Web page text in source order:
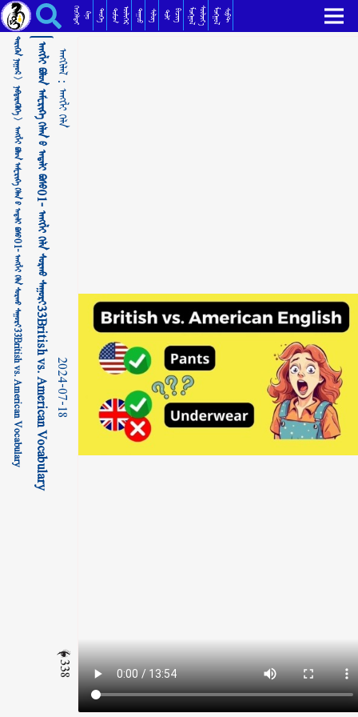
ᠠᠩᠭ᠌ᠯᠢ ᠪᠣᠯᠣᠨ ᠠᠮᠧᠷᠢᠺᠠ ᠬᠡᠯᠡᠨ ᠦ ᠠᠳᠠᠯᠢ ᠪᠤᠰᠤ01- ᠠᠩᠭ᠌ᠯᠢ ᠬᠡᠯᠡ ᠰᠤᠷᠬᠤ ᠰᠠᠭᠤᠷᠢ33British vs. American Vocabulary ᠠᠩᠭ᠌ᠯᠢ ᠬᠡᠯᠡ ᠬᠡᠦᠬᠡᠯᠳᠡᠢ ᠺᠢᠨᠣ᠋ ᠲᠡᠦᠬᠡ ᠳᠣᠮᠣᠭ ᠥᠯᠢᠭᠡᠷ ᠳᠠᠭᠤᠤ ᠰᠢᠯᠦᠭ ᠲᠣᠯᠢ ᠪᠢᠴᠢᠭ ᠮᠣᠩᠭᠣᠯᠰᠦᠯᠵᠢᠶ᠎ᠡ ᠮᠣᠩᠭᠣᠯᠰᠣᠹᠲ
ᠲᠡᠷᠢᠭᠦᠨ ᠨᠢᠭᠤᠷ >
ᠨᠡᠪᠲᠡᠷᠡᠭᠦᠯᠭᠡ >
ᠠᠩᠭ᠌ᠯᠢ ᠪᠣᠯᠣᠨ ᠠᠮᠧᠷᠢᠺᠠ ᠬᠡᠯᠡᠨ ᠦ ᠠᠳᠠᠯᠢ ᠪᠤᠰᠤ01- ᠠᠩᠭ᠌ᠯᠢ ᠬᠡᠯᠡ ᠰᠤᠷᠬᠤ ᠰᠠᠭᠤᠷᠢ33British vs. American Vocabularyᠠᠩᠭ᠌ᠯᠢ ᠪᠣᠯᠣᠨ ᠠᠮᠧᠷᠢᠺᠠ ᠬᠡᠯᠡᠨ ᠦ ᠠᠳᠠᠯᠢ ᠪᠤᠰᠤ01- ᠠᠩᠭ᠌ᠯᠢ ᠬᠡᠯᠡ ᠰᠤᠷᠬᠤ ᠰᠠᠭᠤᠷᠢ33British vs. American Vocabulary ᠠᠩᠭᠢᠯᠠᠯ：
ᠠᠩᠭ᠌ᠯᠢ ᠬᠡᠯᠡ
2024-07-18
338